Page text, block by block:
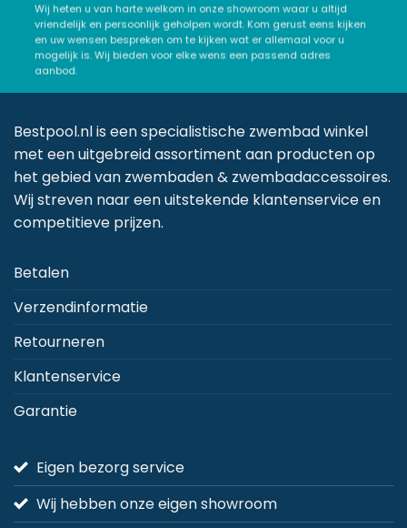
Wij heten u van harte welkom in onze showroom waar u altijd
vriendelijk en persoonlijk geholpen wordt. Kom gerust eens kijken
en uw wensen bespreken om te kijken wat er allemaal voor u
mogelijk is. Wij bieden voor elke wens een passend adres
aanbod.
Bestpool.nl is een specialistische zwembad winkel
met een uitgebreid assortiment aan producten op
het gebied van zwembaden & zwembadaccessoires.
Wij streven naar een uitstekende klantenservice en
competitieve prijzen.
Betalen
Verzendinformatie
Retourneren
Klantenservice
Garantie
Eigen bezorg service
Wij hebben onze eigen showroom